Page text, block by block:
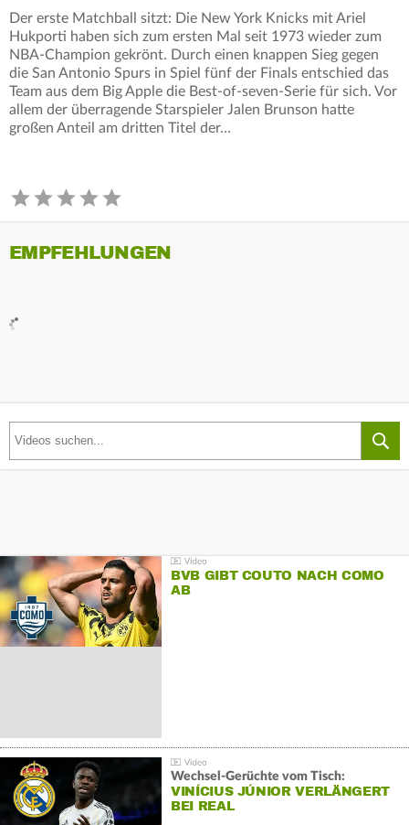
Der erste Matchball sitzt: Die New York Knicks mit Ariel
Hukporti haben sich zum ersten Mal seit 1973 wieder zum
NBA-Champion gekrönt. Durch einen knappen Sieg gegen
die San Antonio Spurs in Spiel fünf der Finals entschied das
Team aus dem Big Apple die Best-of-seven-Serie für sich. Vor
allem der überragende Starspieler Jalen Brunson hatte
großen Anteil am dritten Titel der…
EMPFEHLUNGEN
BVB GIBT COUTO NACH COMO
AB
Wechsel-Gerüchte vom Tisch:
VINÍCIUS JÚNIOR VERLÄNGERT
BEI REAL